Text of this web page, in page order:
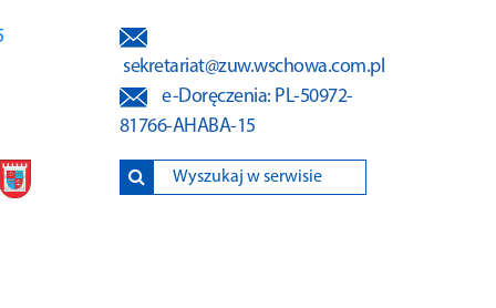
sekretariat@zuw.wschowa.com.pl
e-Doręczenia: PL-50972-
81766-AHABA-15